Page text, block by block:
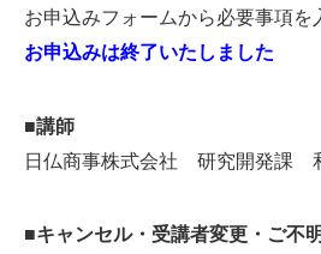
お申込みフォームから必要事項を
お申込みは終了いたしました
■講師
日仏商事株式会社 研究開発課
■キャンセル・受講者変更・ご不